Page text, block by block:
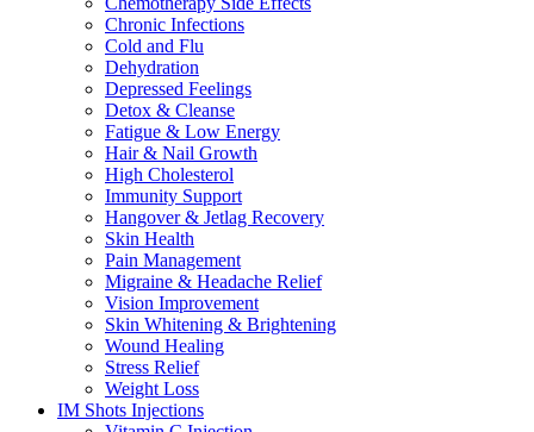
Chronic Infections
Cold and Flu
Dehydration
Depressed Feelings
Detox & Cleanse
Fatigue & Low Energy
Hair & Nail Growth
High Cholesterol
Immunity Support
Hangover & Jetlag Recovery
Skin Health
Pain Management
Migraine & Headache Relief
Vision Improvement
Skin Whitening & Brightening
Wound Healing
Stress Relief
Weight Loss
IM Shots Injections